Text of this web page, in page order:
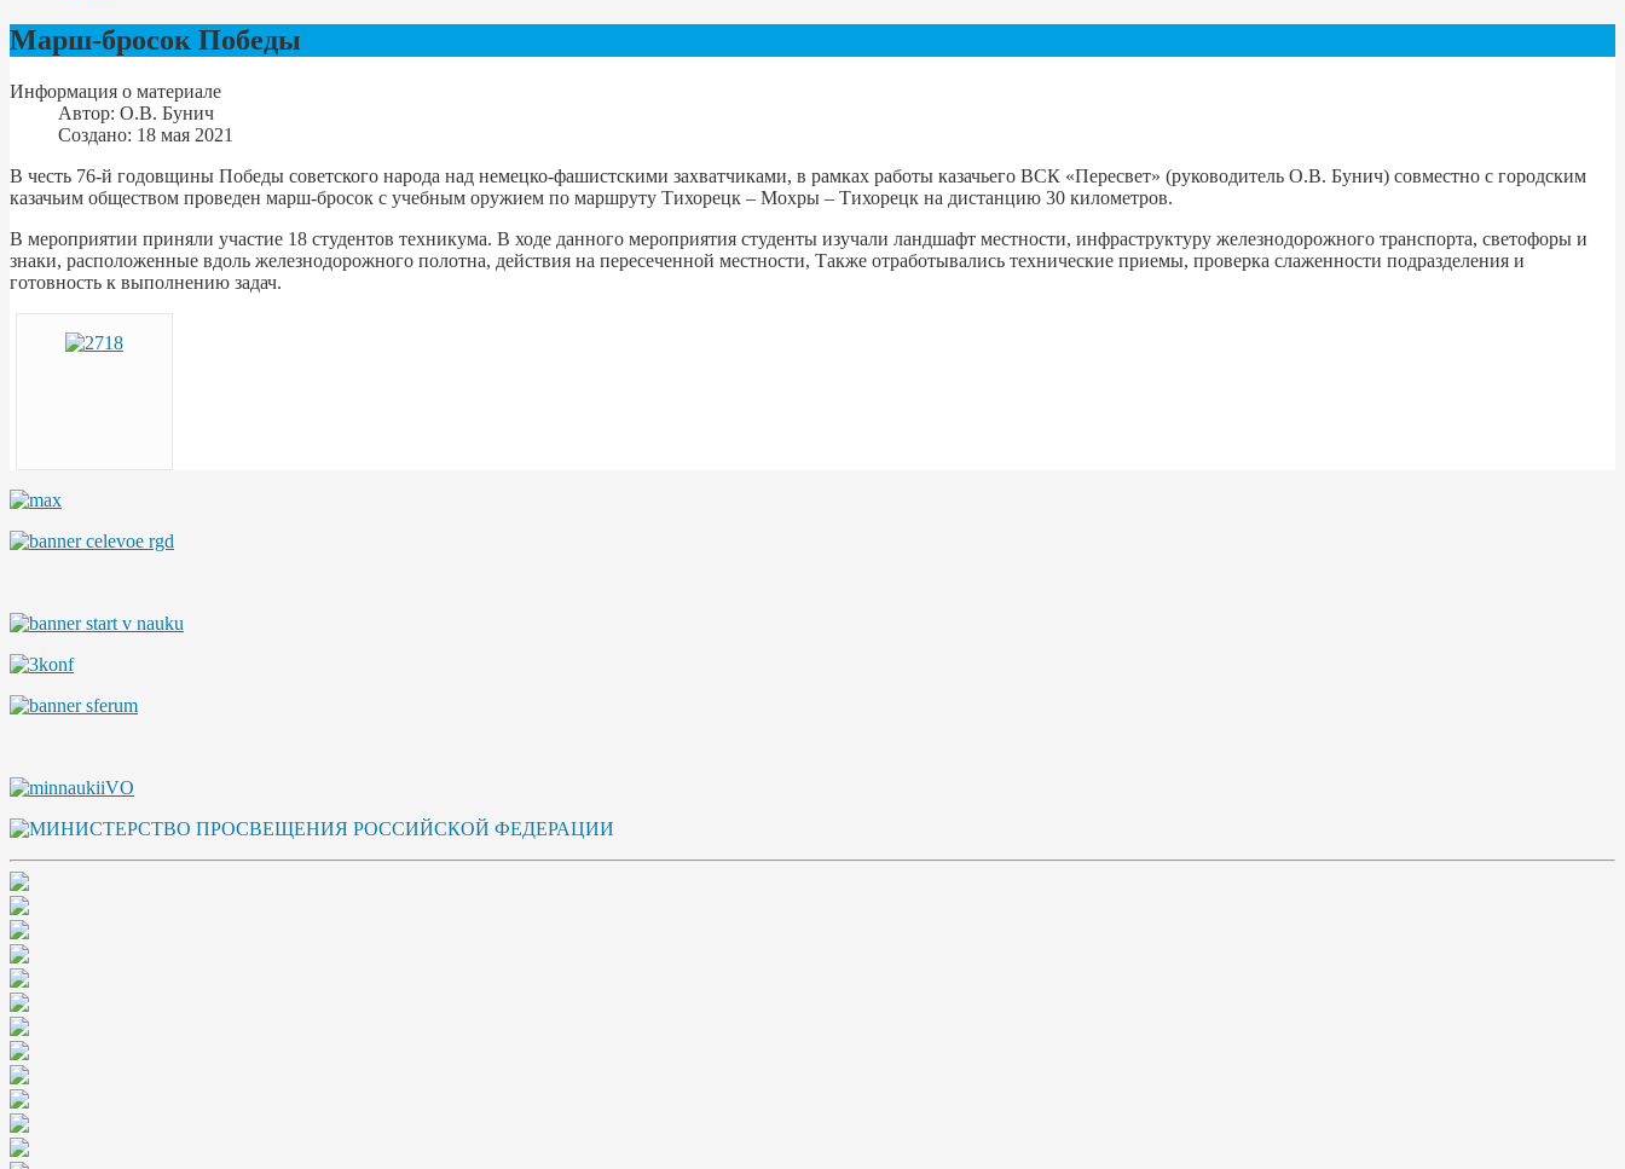
Марш-бросок Победы
Информация о материале
Автор: О.В. Бунич
Создано: 18 мая 2021
В честь 76-й годовщины Победы советского народа над немецко-фашистскими захватчиками, в рамках работы казачьего ВСК «Пересвет» (руководитель О.В. Бунич) совместно с городским
казачьим обществом проведен марш-бросок с учебным оружием по маршруту Тихорецк – Мохры – Тихорецк на дистанцию 30 километров.
В мероприятии приняли участие 18 студентов техникума. В ходе данного мероприятия студенты изучали ландшафт местности, инфраструктуру железнодорожного транспорта, светофоры и
знаки, расположенные вдоль железнодорожного полотна, действия на пересеченной местности, Также отработывались технические приемы, проверка слаженности подразделения и
готовность к выполнению задач.